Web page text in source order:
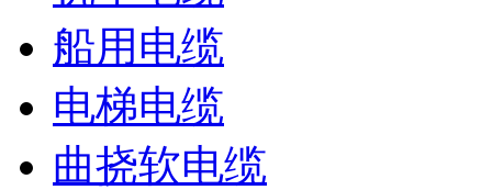
船用电缆
电梯电缆
曲挠软电缆